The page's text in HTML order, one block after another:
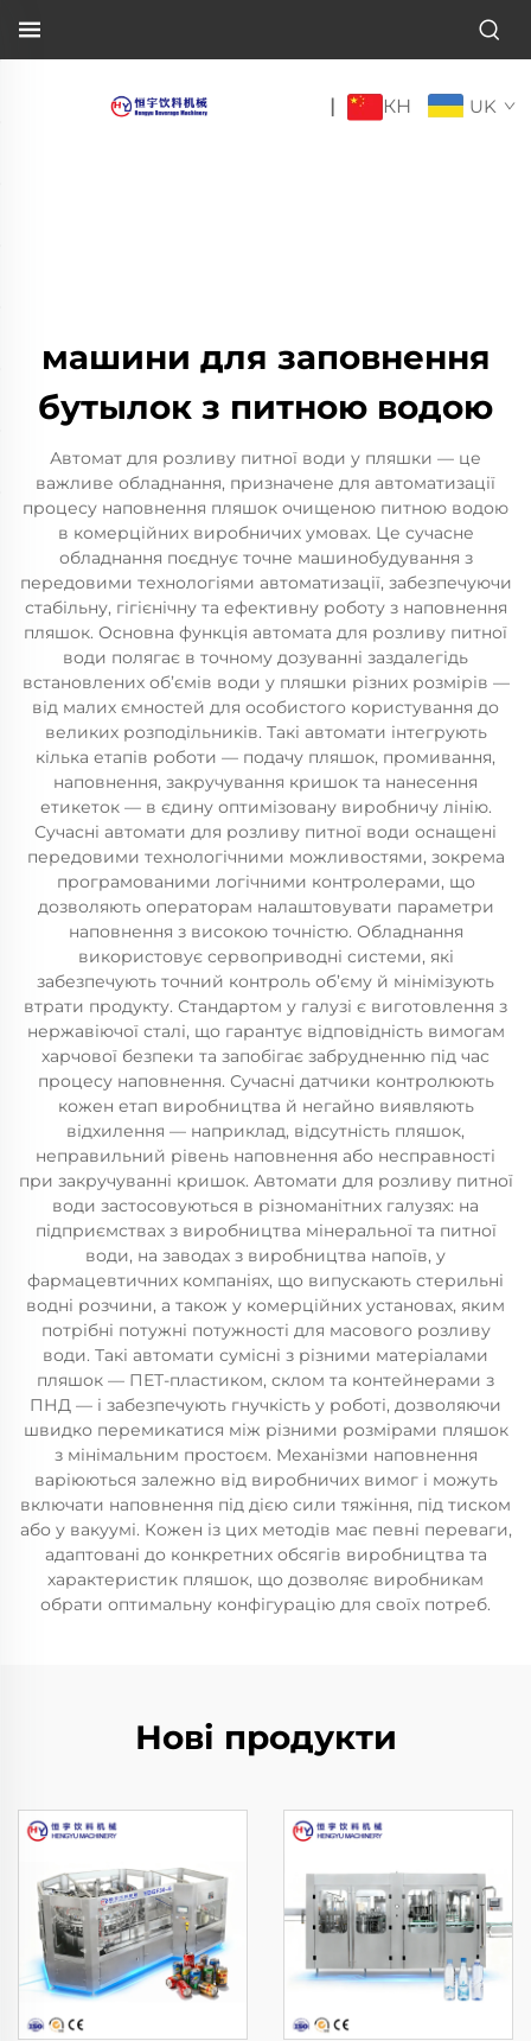
| КН UK
машини для заповнення
бутылок з питною водою
Автомат для розливу питної води у пляшки — це
важливе обладнання, призначене для автоматизації
процесу наповнення пляшок очищеною питною водою
в комерційних виробничих умовах. Це сучасне
обладнання поєднує точне машинобудування з
передовими технологіями автоматизації, забезпечуючи
стабільну, гігієнічну та ефективну роботу з наповнення
пляшок. Основна функція автомата для розливу питної
води полягає в точному дозуванні заздалегідь
встановлених об’ємів води у пляшки різних розмірів —
від малих ємностей для особистого користування до
великих розподільників. Такі автомати інтегрують
кілька етапів роботи — подачу пляшок, промивання,
наповнення, закручування кришок та нанесення
етикеток — в єдину оптимізовану виробничу лінію.
Сучасні автомати для розливу питної води оснащені
передовими технологічними можливостями, зокрема
програмованими логічними контролерами, що
дозволяють операторам налаштовувати параметри
наповнення з високою точністю. Обладнання
використовує сервоприводні системи, які
забезпечують точний контроль об’єму й мінімізують
втрати продукту. Стандартом у галузі є виготовлення з
нержавіючої сталі, що гарантує відповідність вимогам
харчової безпеки та запобігає забрудненню під час
процесу наповнення. Сучасні датчики контролюють
кожен етап виробництва й негайно виявляють
відхилення — наприклад, відсутність пляшок,
неправильний рівень наповнення або несправності
при закручуванні кришок. Автомати для розливу питної
води застосовуються в різноманітних галузях: на
підприємствах з виробництва мінеральної та питної
води, на заводах з виробництва напоїв, у
фармацевтичних компаніях, що випускають стерильні
водні розчини, а також у комерційних установах, яким
потрібні потужні потужності для масового розливу
води. Такі автомати сумісні з різними матеріалами
пляшок — ПЕТ-пластиком, склом та контейнерами з
ПНД — і забезпечують гнучкість у роботі, дозволяючи
швидко перемикатися між різними розмірами пляшок
з мінімальним простоєм. Механізми наповнення
варіюються залежно від виробничих вимог і можуть
включати наповнення під дією сили тяжіння, під тиском
або у вакуумі. Кожен із цих методів має певні переваги,
адаптовані до конкретних обсягів виробництва та
характеристик пляшок, що дозволяє виробникам
обрати оптимальну конфігурацію для своїх потреб.
Нові продукти